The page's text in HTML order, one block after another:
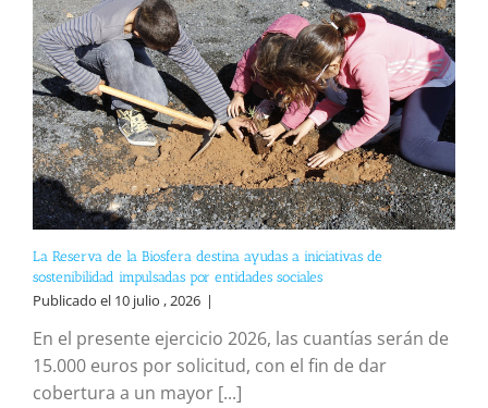
La Reserva de la Biosfera destina ayudas a iniciativas de
sostenibilidad impulsadas por entidades sociales
Publicado el 10 julio , 2026 |
En el presente ejercicio 2026, las cuantías serán de
15.000 euros por solicitud, con el fin de dar
cobertura a un mayor [...]